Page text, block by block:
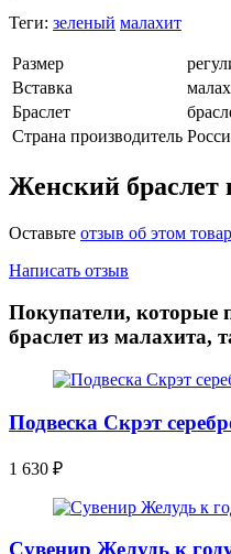
Теги: зеленый малахит
Размер
Вставка
Браслет
Страна производитель
Женский браслет
Оставьте отзыв об этом
Написать отзыв
Покупатели, которые
браслет из малахита,
Подвеска Скрэт
1 630 ₽
Сувенир Желудь к